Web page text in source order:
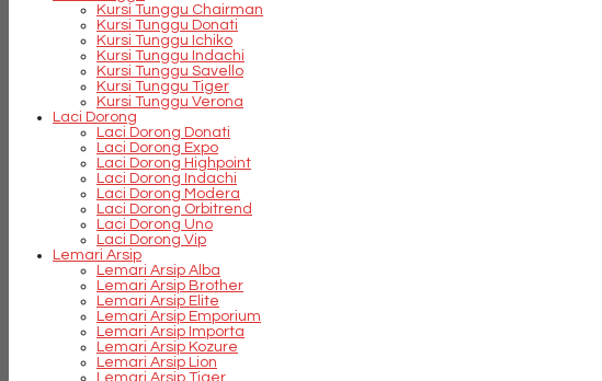
Kursi Tunggu Chairman
Kursi Tunggu Donati
Kursi Tunggu Ichiko
Kursi Tunggu Indachi
Kursi Tunggu Savello
Kursi Tunggu Tiger
Kursi Tunggu Verona
Laci Dorong
Laci Dorong Donati
Laci Dorong Expo
Laci Dorong Highpoint
Laci Dorong Indachi
Laci Dorong Modera
Laci Dorong Orbitrend
Laci Dorong Uno
Laci Dorong Vip
Lemari Arsip
Lemari Arsip Alba
Lemari Arsip Brother
Lemari Arsip Elite
Lemari Arsip Emporium
Lemari Arsip Importa
Lemari Arsip Kozure
Lemari Arsip Lion
Lemari Arsip Tiger